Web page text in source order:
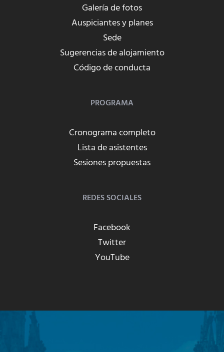
Galería de fotos
Auspiciantes y planes
Sede
Sugerencias de alojamiento
Código de conducta
PROGRAMA
Cronograma completo
Lista de asistentes
Sesiones propuestas
REDES SOCIALES
Facebook
Twitter
YouTube